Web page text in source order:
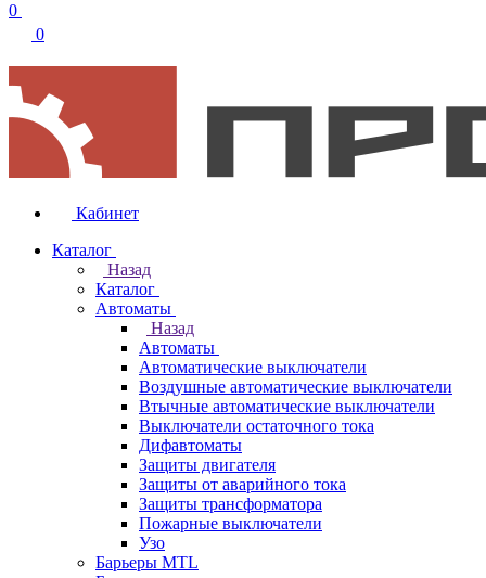
0
0
Кабинет
Каталог
Назад
Каталог
Автоматы
Назад
Автоматы
Автоматические выключатели
Воздушные автоматические выключатели
Втычные автоматические выключатели
Выключатели остаточного тока
Дифавтоматы
Защиты двигателя
Защиты от аварийного тока
Защиты трансформатора
Пожарные выключатели
Узо
Барьеры MTL